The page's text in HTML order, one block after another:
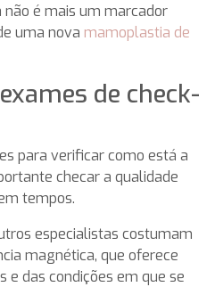
não é mais um marcador
uma nova mamoplastia de
de check-
para verificar como está a
checar a qualidade
tempos.
especialistas costumam
magnética, que oferece
e das condições em que se